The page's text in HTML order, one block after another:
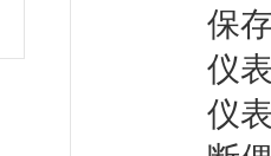
保
仪
仪